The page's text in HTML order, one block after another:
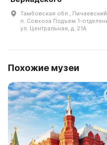
Тамбовская обл.,
п. Совхоза Подъем 1-
ул. Центральная, д. 21А
Похожие музеи